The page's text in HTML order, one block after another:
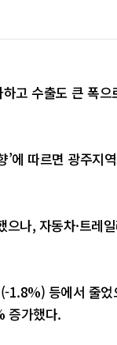
고 수출도 큰 폭으
에 따르면 광주지
나, 자동차·트레
1.8%) 등에서 줄었
증가했다.